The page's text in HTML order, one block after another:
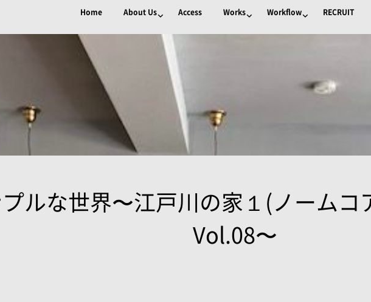
Home About Us Access Works Workflow RECRUIT
プルな世界〜江戸川の家１(ノーム
Vol.08〜